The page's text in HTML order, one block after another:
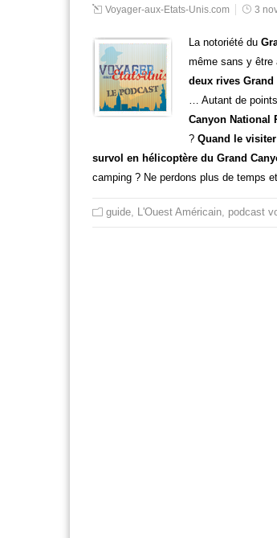
Voyager-aux-Etats-Unis.com 3
La notoriété du
même sans y être
deux rives
… Autant de
Canyon National
? Quand le
survol en hélicoptère du Grand
camping ? Ne perdons plus de temps
guide, L'Ouest Américain, podcast